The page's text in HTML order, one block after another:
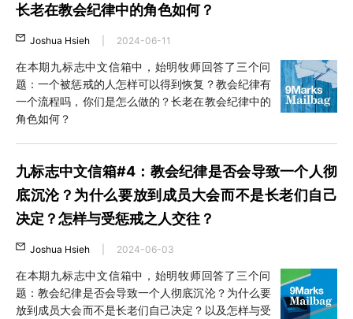
长老在教会纪律中的角色如何？
Joshua Hsieh 2024-06-11
在本期九标志中文信箱中，始明牧师回答了三个问
题：一个被惩戒的人怎样可以得到恢复？教会纪律有
一个流程吗，你们是怎么做的？长老在教会纪律中的
角色如何？
九标志中文信箱#4：教会纪律是否会导致一个人彻
底沉沦？为什么要放到成员大会而不是长老们自己
决定？怎样与受惩戒之人交往？
Joshua Hsieh 2024-06-03
在本期九标志中文信箱中，始明牧师回答了三个问
题：教会纪律是否会导致一个人彻底沉沦？为什么要
放到成员大会而不是长老们自己决定？以及怎样与受